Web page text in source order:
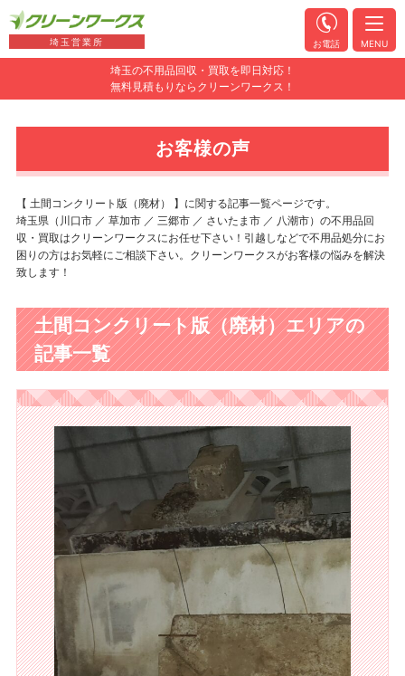
埼玉の不用品回収・買取を即日対応！
無料見積もりならクリーンワークス！
埼玉営業所 お電話 MENU
お客様の声
【 土間コンクリート版（廃材） 】に関する記事一覧ページです。
埼玉県（川口市 ／ 草加市 ／ 三郷市 ／ さいたま市 ／ 八潮市）の不用品回
収・買取はクリーンワークスにお任せ下さい！引越しなどで不用品処分にお
困りの方はお気軽にご相談下さい。クリーンワークスがお客様の悩みを解決
致します！
土間コンクリート版（廃材）エリアの
記事一覧